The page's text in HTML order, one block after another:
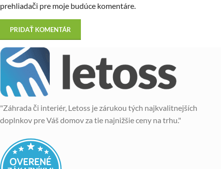
prehliadači pre moje budúce komentáre.
"Záhrada či interiér, Letoss je zárukou tých najkvalitnejších
doplnkov pre Váš domov za tie najnižšie ceny na trhu."